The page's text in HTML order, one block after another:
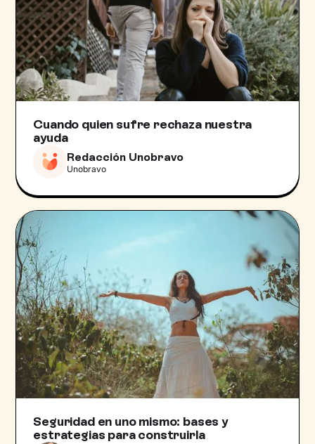
Cuando quien sufre rechaza nuestra
ayuda
Redacción Unobravo
Unobravo
Seguridad en uno mismo: bases y
estrategias para construirla